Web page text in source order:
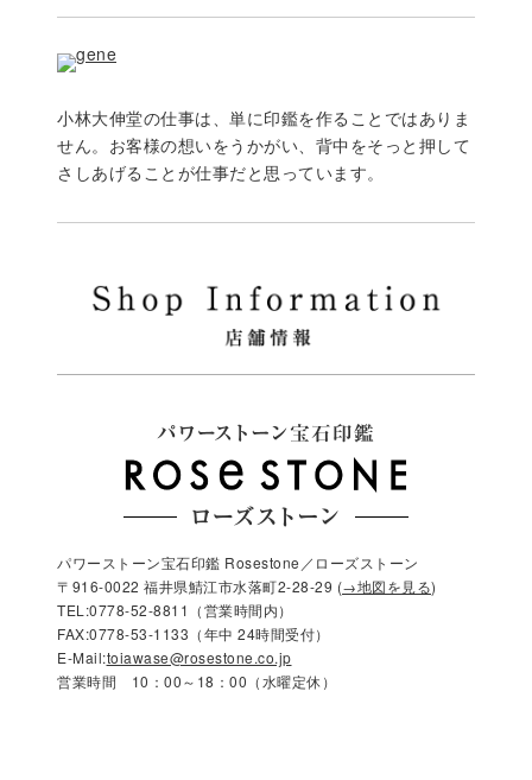
小林大伸堂の仕事は、単に印鑑を作ることではありま
せん。お客様の想いをうかがい、背中をそっと押して
さしあげることが仕事だと思っています。
パワーストーン宝石印鑑 Rosestone／ローズストーン
〒916-0022 福井県鯖江市水落町2-28-29 (→地図を見る)
TEL:0778-52-8811（営業時間内）
FAX:0778-53-1133（年中 24時間受付）
E-Mail:toiawase@rosestone.co.jp
営業時間 10：00～18：00（水曜定休）